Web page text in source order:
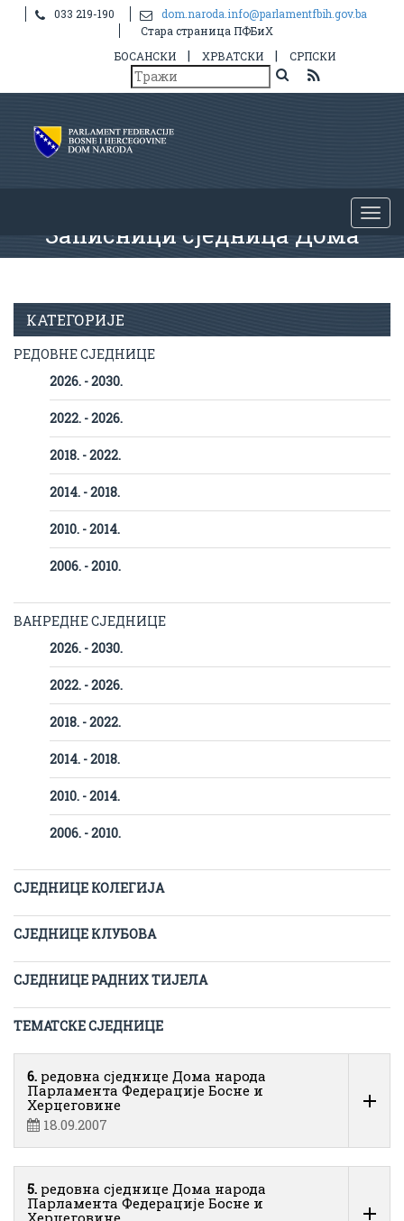
033 219-190
dom.naroda.info@parlamentfbih.gov.ba
Стара страница ПФБиХ
БОСАНСКИ
| ХРВАТСКИ | СРПСКИ
Записници сједница Дома
КАТЕГОРИЈЕ
РЕДОВНЕ СЈЕДНИЦЕ
2026. - 2030.
2022. - 2026.
2018. - 2022.
2014. - 2018.
2010. - 2014.
2006. - 2010.
ВАНРЕДНЕ СЈЕДНИЦЕ
2026. - 2030.
2022. - 2026.
2018. - 2022.
2014. - 2018.
2010. - 2014.
2006. - 2010.
СЈЕДНИЦЕ КОЛЕГИЈА
СЈЕДНИЦЕ КЛУБОВА
СЈЕДНИЦЕ РАДНИХ ТИЈЕЛА
ТЕМАТСКЕ СЈЕДНИЦЕ
6. редовна сједнице Дома народа
Парламента Федерације Босне и
Херцеговине
18.09.2007
5. редовна сједнице Дома народа
Парламента Федерације Босне и
Херцеговине